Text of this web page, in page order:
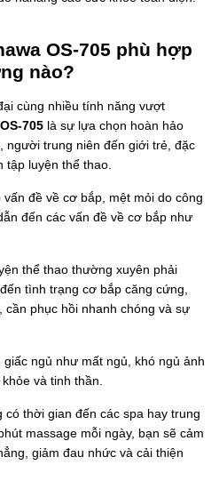
OS-705 phù hợp
nào?
cùng nhiều tính năng vượt
705 là sự lựa chọn hoàn hảo
người trung niên đến giới trẻ, đặc
tập luyện thể thao.
đề về cơ bắp, mệt mỏi do công
đến các vấn đề về cơ bắp như
thể thao thường xuyên phải
tình trạng cơ bắp căng cứng,
phục hồi nhanh chóng và sự
ngủ như mất ngủ, khó ngủ ảnh
và tinh thần.
thời gian đến các spa hay trung
massage mỗi ngày, bạn sẽ cảm
giảm đau nhức và cải thiện